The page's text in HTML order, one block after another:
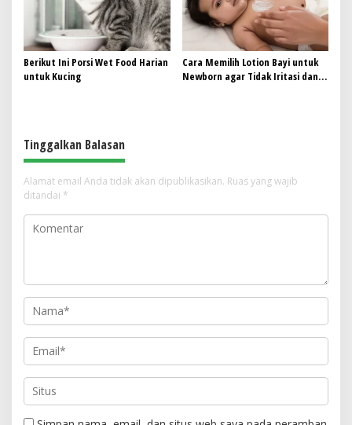
Berikut Ini Porsi Wet Food Harian
untuk Kucing
Cara Memilih Lotion Bayi untuk
Newborn agar Tidak Iritasi dan
Tinggalkan Balasan
Alamat email Anda tidak akan dipublikasikan. Ruas yang wajib
ditandai *